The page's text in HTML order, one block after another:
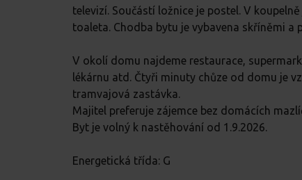
televizí. Součástí ložnice je postel. V
toaleta. Chodba bytu je vybavena skříněmi a
V okolí domu najdeme restaurace,
lékárnu atd. Čtyři minuty chůze od domu je
tramvajová zastávka.
Majitel preferuje zájemce bez domácích
Byt je volný k nastěhování od 1.9.2026.
Energetická třída: G